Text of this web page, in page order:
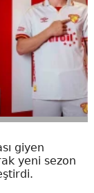
giyen
yeni sezon